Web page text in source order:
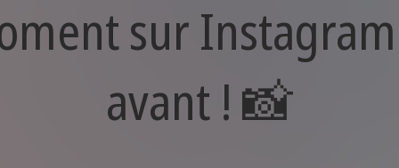
sur
avant ! 📸